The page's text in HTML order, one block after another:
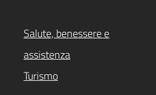
Salute, benessere e
assistenza
Turismo